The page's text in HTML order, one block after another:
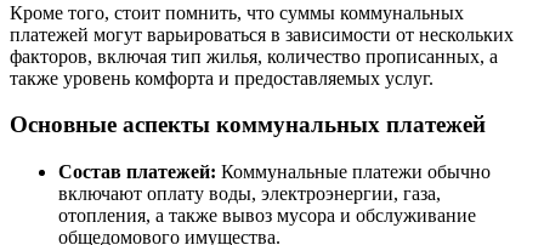
Кроме того, стоит помнить, что суммы коммунальных
платежей могут варьироваться в зависимости от нескольких
факторов, включая тип жилья, количество прописанных, а
также уровень комфорта и предоставляемых услуг.
Основные аспекты коммунальных платежей
Состав платежей: Коммунальные платежи обычно
включают оплату воды, электроэнергии, газа,
отопления, а также вывоз мусора и обслуживание
общедомового имущества.